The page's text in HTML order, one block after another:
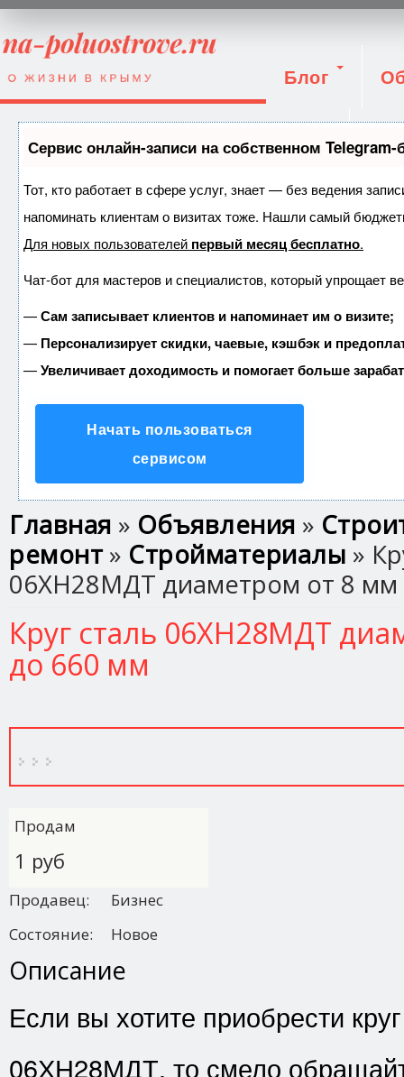
Блог
Вход
Сервис онлайн-записи на собственном Telegram-
Тот, кто работает в сфере услуг, знает — без ведения
напоминать клиентам о визитах тоже. Нашли самый
Для новых пользователей первый месяц бесплатно.
Чат-бот для мастеров и специалистов, который упрощает
—Сам записывает клиентов и напоминает им о визите;
— Персонализирует скидки, чаевые, кэшбэк и
—Увеличивает доходимость и помогает больше
Начать пользоваться
сервисом
Вы здесь
Главная » Объявления »
ремонт» Стройматериалы »
06ХН28МДТ диаметром от 8
Круг сталь 06ХН28МДТ
до 660 мм
Продам
1 руб
Продавец:
Бизнес
Состояние:
Новое
Описание
Если вы хотите приобрести
06ХН28МДТ, то смело